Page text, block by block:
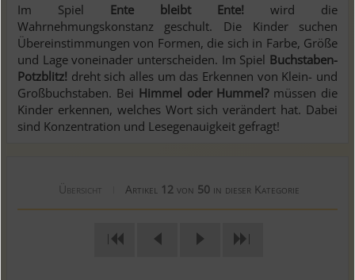
Im Spiel Ente bleibt Ente! wird die
Wahrnehmungskonstanz geschult. Die Kinder suchen
Übereinstimmungen von Formen, die sich in Farbe, Größe
und Lage voneinader unterscheiden. Im Spiel Buchstaben-
Potzblitz! dreht sich alles um das Erkennen von Klein- und
Großbuchstaben. Bei Himmel oder Hummel?müssen die
Kinder erkennen, welches Wort sich verändert hat. Dabei
sind Konzentration und Lesegenauigkeit gefragt!
Übersicht Artikel 12von 50in dieser Kategorie
| |